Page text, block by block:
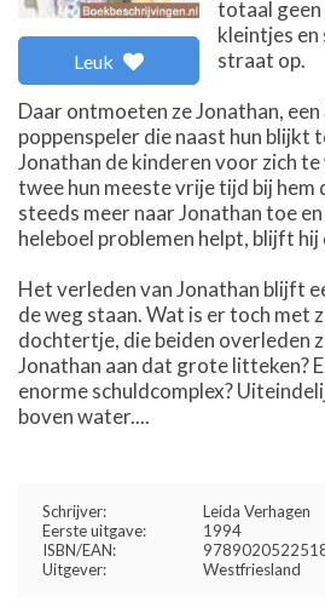
Leuk
totaal
kleintjes
straat op.
Daar ontmoeten ze Jonathan,
poppenspeler die naast hun blijkt
Jonathan de kinderen voor zich
twee hun meeste vrije tijd bij
steeds meer naar Jonathan toe
heleboel problemen helpt, blijft hij
Het verleden van Jonathan blijft
de weg staan. Wat is er toch met
dochtertje, die beiden overleden
Jonathan aan dat grote litteken?
enorme schuldcomplex?
boven water....
Schrijver:
Leida Verhagen
Eerste uitgave:
1994
ISBN/EAN:
Uitgever:
Westfriesland